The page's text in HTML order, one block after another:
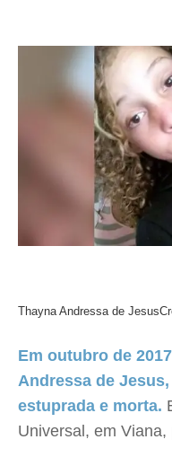
Thayna Andressa de Jesus
Em outubro de
Andressa de
estuprada e morta.
Universal, em